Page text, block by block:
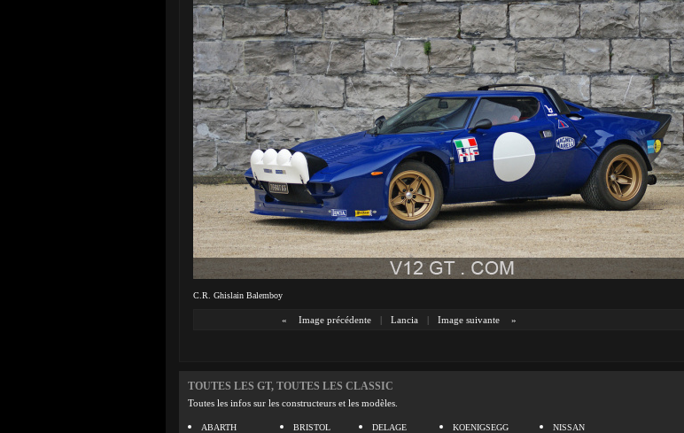
C.R. Ghislain Balemboy
« Image précédente | Lancia | Image suivante »
TOUTES LES GT, TOUTES LES CLASSIC
Toutes les infos sur les constructeurs et les modèles.
ABARTH
BRISTOL
DELAGE
KOENIGSEGG
NISSAN